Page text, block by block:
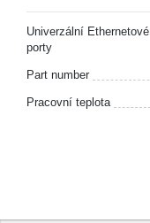
Univerzální Ethernetové
porty
Part number
Pracovní teplota